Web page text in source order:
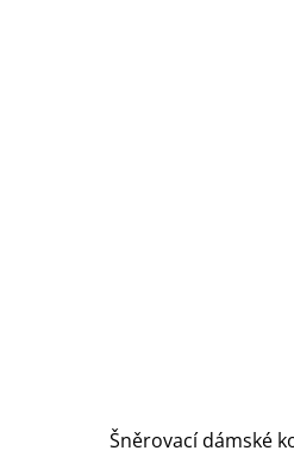
Šněrovací dámské